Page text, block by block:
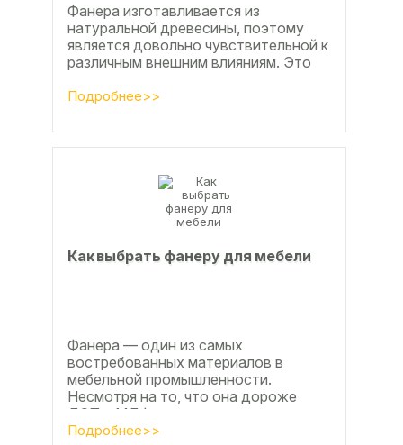
Фанера изготавливается из
натуральной древесины, поэтому
является довольно чувствительной к
различным внешним влияниям. Это
расширении, растрескивании,...
Подробнее>>
Как выбрать фанеру для мебели
Фанера — один из самых
востребованных материалов в
мебельной промышленности.
Несмотря на то, что она дороже
ДСП и МДФ , ее очень часто
используют для изготовления...
Подробнее>>